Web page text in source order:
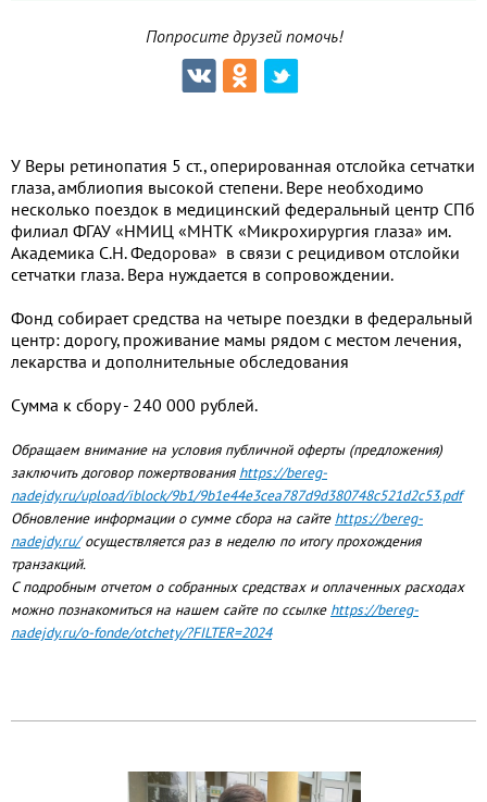
Попросите друзей помочь!
У Веры ретинопатия 5 ст., оперированная отслойка сетчатки
глаза, амблиопия высокой степени. Вере необходимо
несколько поездок в медицинский федеральный центр СПб
филиал ФГАУ «НМИЦ «МНТК «Микрохирургия глаза» им.
Академика С.Н. Федорова» в связи с рецидивом отслойки
сетчатки глаза. Вера нуждается в сопровождении.
Фонд собирает средства на четыре поездки в федеральный
центр: дорогу, проживание мамы рядом с местом лечения,
лекарства и дополнительные обследования
Сумма к сбору - 240 000 рублей.
Обращаем внимание на условия публичной оферты (предложения)
заключить договор пожертвования https://bereg-
nadejdy.ru/upload/iblock/9b1/9b1e44e3cea787d9d380748c521d2c53.pdf
Обновление информации о сумме сбора на сайте https://bereg-
nadejdy.ru/осуществляется раз в неделю по итогу прохождения
транзакций.
С подробным отчетом о собранных средствах и оплаченных расходах
можно познакомиться на нашем сайте по ссылке https://bereg-
nadejdy.ru/o-fonde/otchety/?FILTER=2024